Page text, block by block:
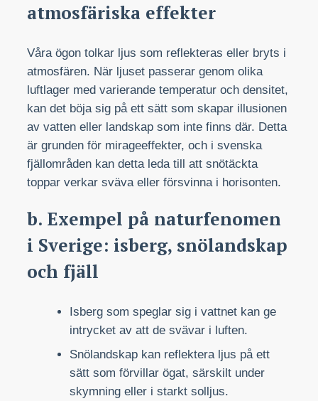
atmosfäriska effekter
Våra ögon tolkar ljus som reflekteras eller bryts i
atmosfären. När ljuset passerar genom olika
luftlager med varierande temperatur och densitet,
kan det böja sig på ett sätt som skapar illusionen
av vatten eller landskap som inte finns där. Detta
är grunden för mirageeffekter, och i svenska
fjällområden kan detta leda till att snötäckta
toppar verkar sväva eller försvinna i horisonten.
b. Exempel på naturfenomen
i Sverige: isberg, snölandskap
och fjäll
Isberg som speglar sig i vattnet kan ge
intrycket av att de svävar i luften.
Snölandskap kan reflektera ljus på ett
sätt som förvillar ögat, särskilt under
skymning eller i starkt solljus.